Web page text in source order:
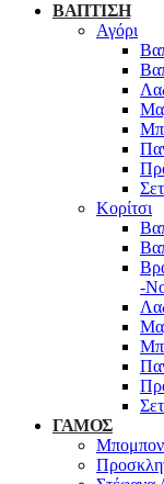
ΒΑΠΤΙΣΗ
Αγόρι
Κορίτσι
-
ΓΑΜΟΣ